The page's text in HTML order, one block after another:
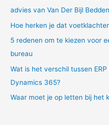
advies van Van Der Bijl Bedden
Hoe herken je dat
5 redenen om te kiezen voor
bureau
Wat is het verschil tussen
Dynamics 365?
Waar moet je op letten bij het